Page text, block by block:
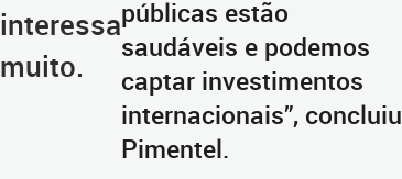
interessa
muito.
públicas estão
saudáveis e podemos
captar investimentos
internacionais”, concluiu
Pimentel.